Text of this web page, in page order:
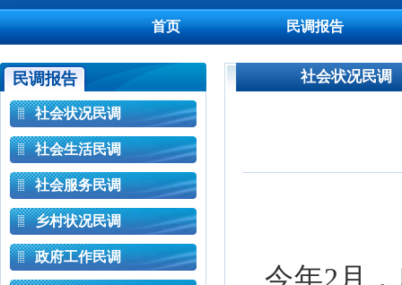
首页 民调报告
民调报告
社会状况民调
社会生活民调
社会服务民调
乡村状况民调
政府工作民调
社会状况民调
今年2月